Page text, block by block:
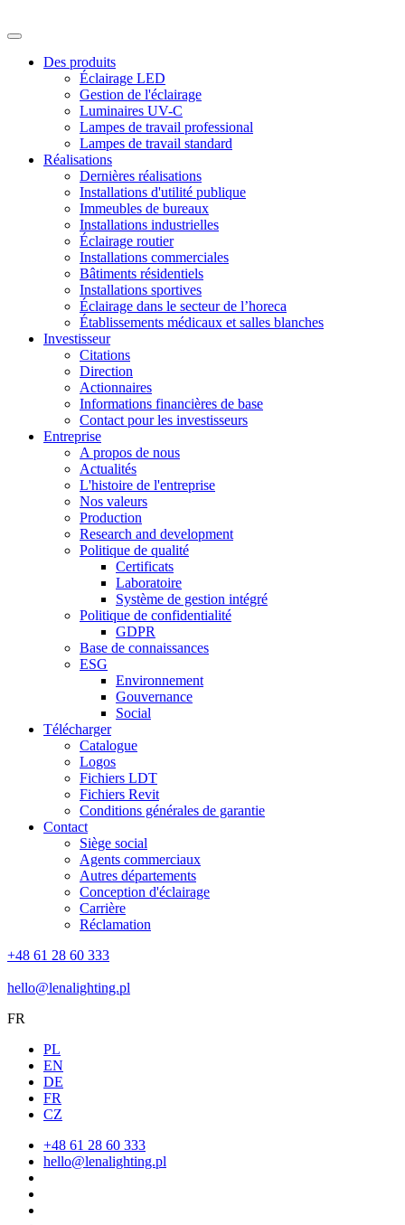
Des produits
Éclairage LED
Gestion de l'éclairage
Luminaires UV-C
Lampes de travail professional
Lampes de travail standard
Réalisations
Dernières réalisations
Installations d'utilité publique
Immeubles de bureaux
Installations industrielles
Éclairage routier
Installations commerciales
Bâtiments résidentiels
Installations sportives
Éclairage dans le secteur de l’horeca
Établissements médicaux et salles blanches
Investisseur
Citations
Direction
Actionnaires
Informations financières de base
Contact pour les investisseurs
Entreprise
A propos de nous
Actualités
L'histoire de l'entreprise
Nos valeurs
Production
Research and development
Politique de qualité
Certificats
Laboratoire
Système de gestion intégré
Politique de confidentialité
GDPR
Base de connaissances
ESG
Environnement
Gouvernance
Social
Télécharger
Catalogue
Logos
Fichiers LDT
Fichiers Revit
Conditions générales de garantie
Contact
Siège social
Agents commerciaux
Autres départements
Conception d'éclairage
Carrière
Réclamation
+48 61 28 60 333
hello@lenalighting.pl
FR
PL
EN
DE
FR
CZ
+48 61 28 60 333
hello@lenalighting.pl